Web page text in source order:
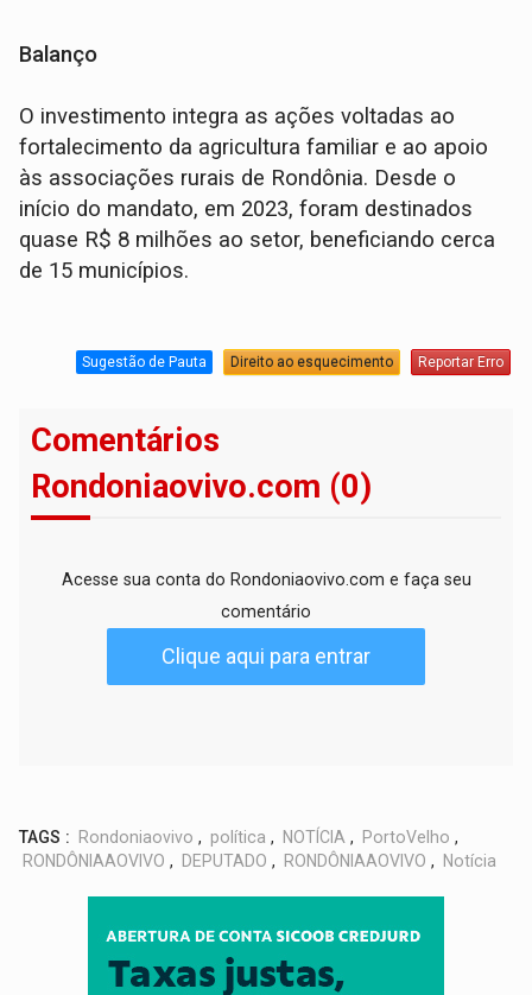
Balanço
O investimento integra as ações voltadas ao
fortalecimento da agricultura familiar e ao apoio
às associações rurais de Rondônia. Desde o
início do mandato, em 2023, foram destinados
quase R$ 8 milhões ao setor, beneficiando cerca
de 15 municípios.
Sugestão de Pauta Direito ao esquecimento Reportar Erro
Comentários
Rondoniaovivo.com (0)
Acesse sua conta do Rondoniaovivo.com e faça seu
comentário
Clique aqui para entrar
TAGS : Rondoniaovivo , política , NOTÍCIA , PortoVelho ,
RONDÔNIAAOVIVO , DEPUTADO , RONDÔNIAAOVIVO , Notícia